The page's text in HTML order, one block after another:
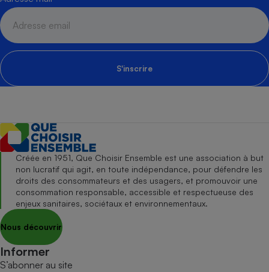
S'inscrire
Créée en 1951, Que Choisir Ensemble est une association à but
non lucratif qui agit, en toute indépendance, pour défendre les
droits des consommateurs et des usagers, et promouvoir une
consommation responsable, accessible et respectueuse des
enjeux sanitaires, sociétaux et environnementaux.
Nous découvrir
Informer
S’abonner au site